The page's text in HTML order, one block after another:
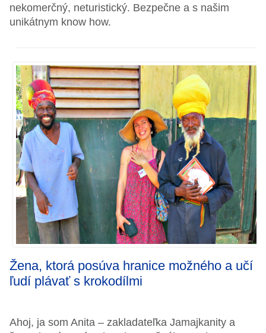
nekomerčný, neturistický. Bezpečne a s našim
unikátnym know how.
Žena, ktorá posúva hranice možného a učí
ľudí plávať s krokodílmi
Ahoj, ja som Anita – zakladateľka Jamajkanity a